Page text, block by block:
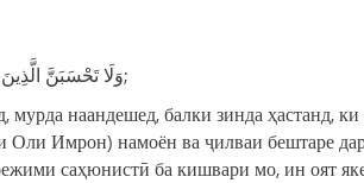
«وَلَا تَحْسَبَنَّ الَّذِينَ قُتِلُوا فِي سَبِيلِ اللَّهِ أَمْوَاتًا بَلْ أَحْيَاءٌ عِندَ رَبِّهِمْ يُرْزَقُونَ;
наандешед, балки зинда ҳастанд, ки
Оли Имрон) намоён ва ҷилваи бештаре
саҳюнистӣ ба кишвари мо, ин оят